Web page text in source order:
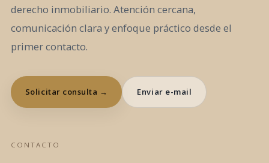
derecho inmobiliario. Atención cercana,
comunicación clara y enfoque práctico desde el
primer contacto.
Solicitar consulta → Enviar e-mail
CONTACTO